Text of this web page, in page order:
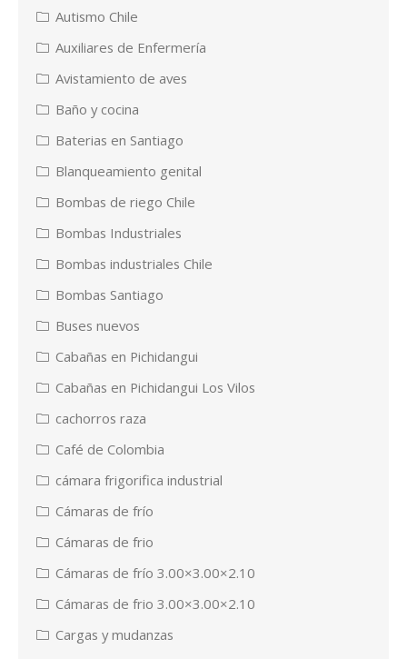
Autismo Chile
Auxiliares de Enfermería
Avistamiento de aves
Baño y cocina
Baterias en Santiago
Blanqueamiento genital
Bombas de riego Chile
Bombas Industriales
Bombas industriales Chile
Bombas Santiago
Buses nuevos
Cabañas en Pichidangui
Cabañas en Pichidangui Los Vilos
cachorros raza
Café de Colombia
cámara frigorifica industrial
Cámaras de frío
Cámaras de frio
Cámaras de frío 3.00×3.00×2.10
Cámaras de frio 3.00×3.00×2.10
Cargas y mudanzas